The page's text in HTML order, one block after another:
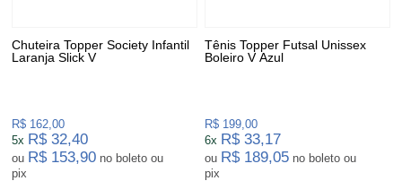
Chuteira Topper Society Infantil
Laranja Slick V
R$ 162,00
5x R$ 32,40
ou R$ 153,90 no boleto ou
pix
Tênis Topper Futsal Unissex
Boleiro V Azul
R$ 199,00
6x R$ 33,17
ou R$ 189,05 no boleto ou
pix